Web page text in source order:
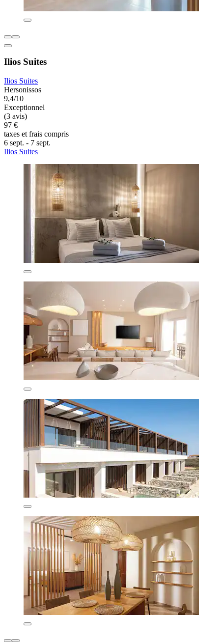
Ilios Suites
Ilios Suites
Hersonissos
9,4/10
Exceptionnel
(3 avis)
97 €
taxes et frais compris
6 sept. - 7 sept.
Ilios Suites